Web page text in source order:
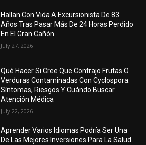
Hallan Con Vida A Excursionista De 83
Años Tras Pasar Más De 24 Horas Perdido
En El Gran Cañón
July 27, 2026
Qué Hacer Si Cree Que Contrajo Frutas O
Verduras Contaminadas Con Cyclospora:
Síntomas, Riesgos Y Cuándo Buscar
Atención Médica
July 22, 2026
Aprender Varios Idiomas Podría Ser Una
De Las Mejores Inversiones Para La Salud